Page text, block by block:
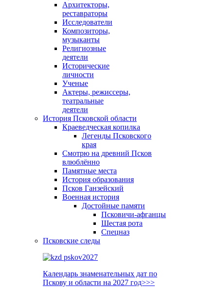
Архитекторы,
реставраторы
Исследователи
Композиторы,
музыканты
Религиозные
деятели
Исторические
личности
Ученые
Актеры, режиссеры,
театральные
деятели
История Псковской области
Краеведческая копилка
Легенды Псковского
края
Смотрю на древний Псков
влюблённо
Памятные места
История образования
Псков Ганзейский
Военная история
Достойные памяти
Псковичи-афганцы
Шестая рота
Спецназ
Псковские следы
Календарь знаменательных дат по
Пскову и области на 2027 год>>>